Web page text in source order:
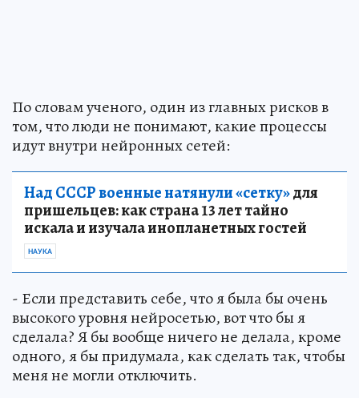
По словам ученого, один из главных рисков в
том, что люди не понимают, какие процессы
идут внутри нейронных сетей:
Над СССР военные натянули «сетку»для
пришельцев: как страна 13 лет тайно
искала и изучала инопланетных гостей
НАУКА
- Если представить себе, что я была бы очень
высокого уровня нейросетью, вот что бы я
сделала? Я бы вообще ничего не делала, кроме
одного, я бы придумала, как сделать так, чтобы
меня не могли отключить.